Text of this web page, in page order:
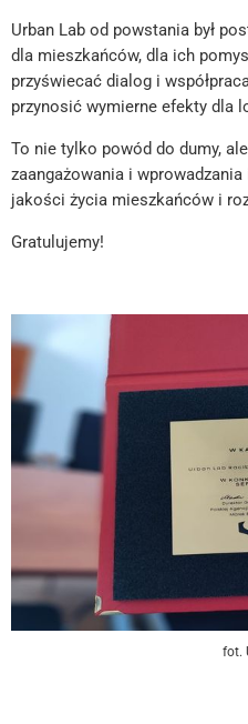
Urban Lab od powstania był
dla mieszkańców, dla ich
przyświecać dialog i
przynosić wymierne efekty dla
To nie tylko powód do dumy,
zaangażowania i
jakości życia mieszkańców i
Gratulujemy!
fot.